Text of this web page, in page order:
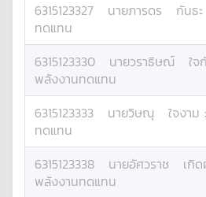
6315123327 นายภารดร กันธะ
ทดแทน
6315123330 นายวราธิษณ์ ใจ
พลังงานทดแทน
6315123333 นายวิษณุ ใจงาม :
ทดแทน
6315123338 นายอัศวราช เกิ
พลังงานทดแทน